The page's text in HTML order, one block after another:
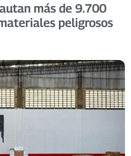
más de 9.700
peligrosos